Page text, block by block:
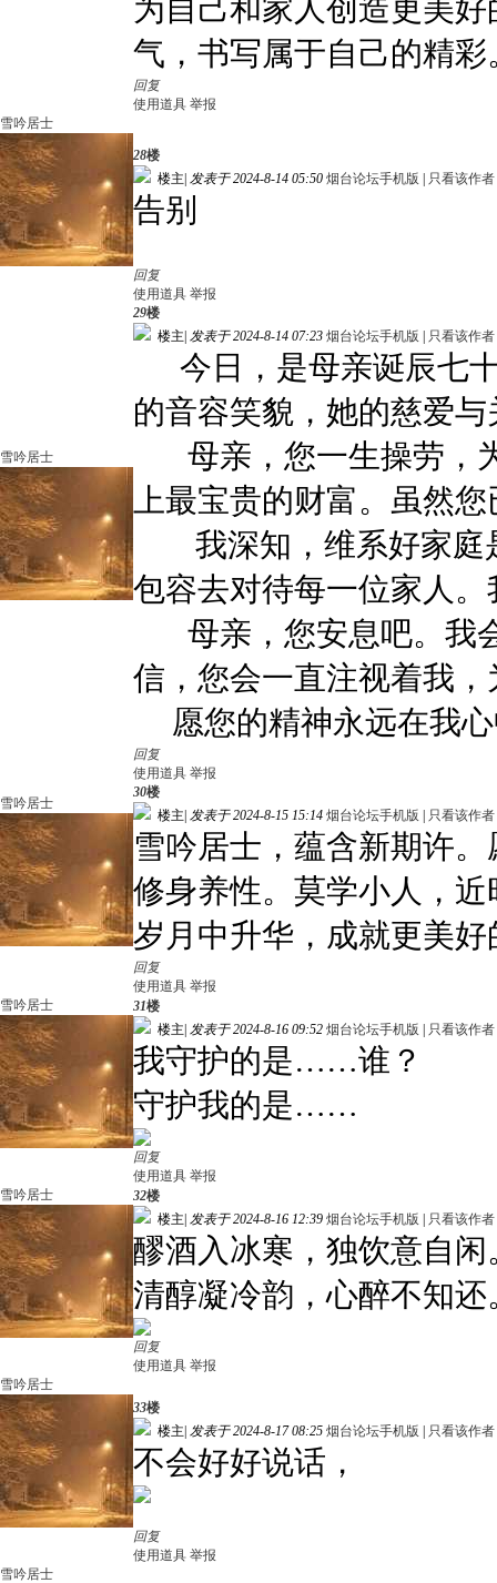
为自己和家人创造更美
气，书写属于自己的精彩
回复
使用道具 举报
雪吟居士
28楼
楼主 发表于 2024-8-14 05:50 烟台论坛手机版 只看该作者
告别
回复
使用道具 举报
雪吟居士
29楼
楼主 发表于 2024-8-14 07:23 烟台论坛手机版 只看该作者
今日，是母亲诞辰七十
的音容笑貌，她的慈爱
母亲，您一生操劳，
上最宝贵的财富。虽然
我深知，维系好家庭
包容去对待每一位家人
母亲，您安息吧。我
信，您会一直注视着我
愿您的精神永远在我心
回复
使用道具 举报
雪吟居士
30楼
楼主 发表于 2024-8-15 15:14 烟台论坛手机版 只看该作者
雪吟居士，蕴含新期许
修身养性。莫学小人，
岁月中升华，成就更美好
回复
使用道具 举报
雪吟居士
31楼
楼主 发表于 2024-8-16 09:52 烟台论坛手机版 只看该作者
我守护的是……谁？
守护我的是……
回复
使用道具 举报
雪吟居士
32楼
楼主 发表于 2024-8-16 12:39 烟台论坛手机版 只看该作者
醪酒入冰寒，独饮意自闲
清醇凝冷韵，心醉不知还
回复
使用道具 举报
雪吟居士
33楼
楼主 发表于 2024-8-17 08:25 烟台论坛手机版 只看该作者
不会好好说话，
回复
使用道具 举报
雪吟居士